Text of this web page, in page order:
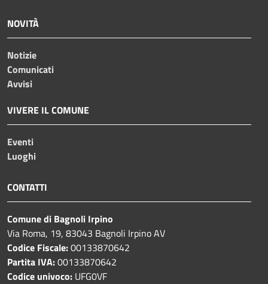
NOVITÀ
Notizie
Comunicati
Avvisi
VIVERE IL COMUNE
Eventi
Luoghi
CONTATTI
Comune di Bagnoli Irpino
Via Roma, 19, 83043 Bagnoli Irpino AV
Codice Fiscale:00133870642
Partita IVA:00133870642
Codice univoco: UFG0VF